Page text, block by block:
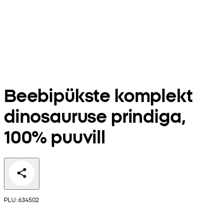
Beebipükste komplekt
dinosauruse prindiga,
100% puuvill
PLU: 634502